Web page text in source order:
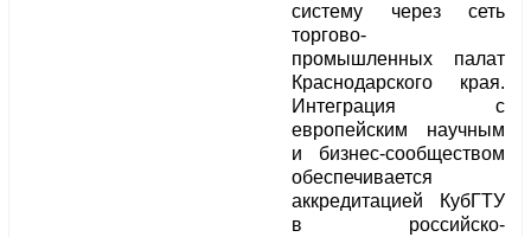
систему через сеть
торгово-
промышленных палат
Краснодарского края.
Интеграция с
европейским научным
и бизнес-сообществом
обеспечивается
аккредитацией КубГТУ
в российско-